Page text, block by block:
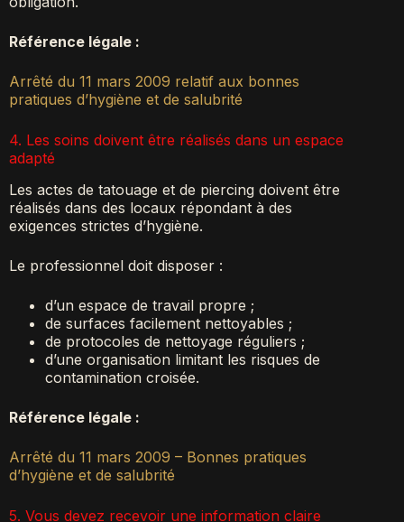
Référence légale :
Arrêté du 11 mars 2009 relatif aux bonnes
pratiques d’hygiène et de salubrité
4. Les soins doivent être réalisés dans un espace
adapté
Les actes de tatouage et de piercing doivent être
réalisés dans des locaux répondant à des
exigences strictes d’hygiène.
Le professionnel doit disposer :
d’un espace de travail propre ;
de surfaces facilement nettoyables ;
de protocoles de nettoyage réguliers ;
d’une organisation limitant les risques de
contamination croisée.
Référence légale :
Arrêté du 11 mars 2009 – Bonnes pratiques
d’hygiène et de salubrité
5. Vous devez recevoir une information claire